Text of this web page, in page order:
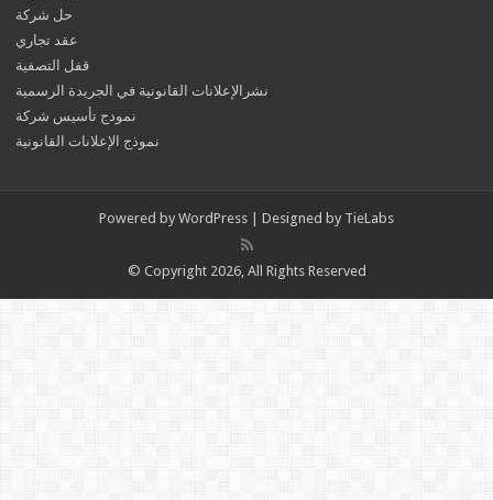
حل شركة
عقد تجاري
قفل التصفية
نشرالإعلانات القانونية في الجريدة الرسمية
نمودج تأسيس شركة
نموذج الإعلانات القانونية
Powered by WordPress | Designed by TieLabs
© Copyright 2026, All Rights Reserved